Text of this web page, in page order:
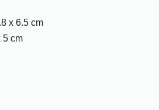
x 6.5 cm
5 cm